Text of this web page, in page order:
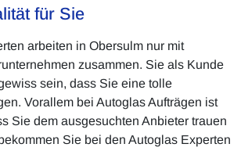
für Sie
arbeiten in Obersulm nur mit
zusammen. Sie als Kunde
sein, dass Sie eine tolle
Vorallem bei Autoglas Aufträgen ist
Sie dem ausgesuchten Anbieter trauen
Sie bei den Autoglas Experten